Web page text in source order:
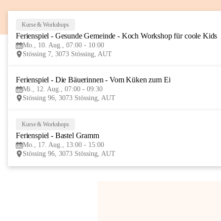
Kurse & Workshops
Ferienspiel - Gesunde Gemeinde - Koch Workshop für coole Kids
Mo., 10. Aug., 07:00 - 10:00
Stössing 7, 3073 Stössing, AUT
Ferienspiel - Die Bäuerinnen - Vom Küken zum Ei
Mi., 12. Aug., 07:00 - 09:30
Stössing 96, 3073 Stössing, AUT
Kurse & Workshops
Ferienspiel - Bastel Gramm
Mo., 17. Aug., 13:00 - 15:00
Stössing 96, 3073 Stössing, AUT